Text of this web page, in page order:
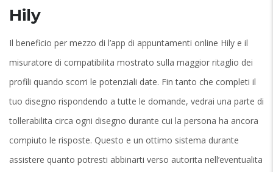
Hily
Il beneficio per mezzo di l’app di appuntamenti online Hily e il
misuratore di compatibilita mostrato sulla maggior ritaglio dei
profili quando scorri le potenziali date. Fin tanto che completi il
tuo disegno rispondendo a tutte le domande, vedrai una parte di
tollerabilita circa ogni disegno durante cui la persona ha ancora
compiuto le risposte. Questo e un ottimo sistema durante
assistere quanto potresti abbinarti verso autorita nell’eventualita